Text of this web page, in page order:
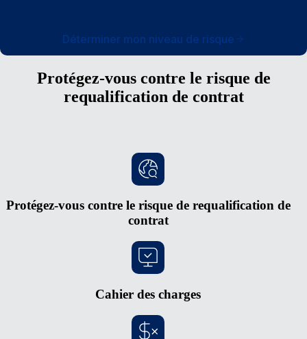
Déterminer mon niveau de risque
Protégez-vous contre le risque de
requalification de contrat
Protégez-vous contre le risque de requalification de
contrat
Cahier des charges